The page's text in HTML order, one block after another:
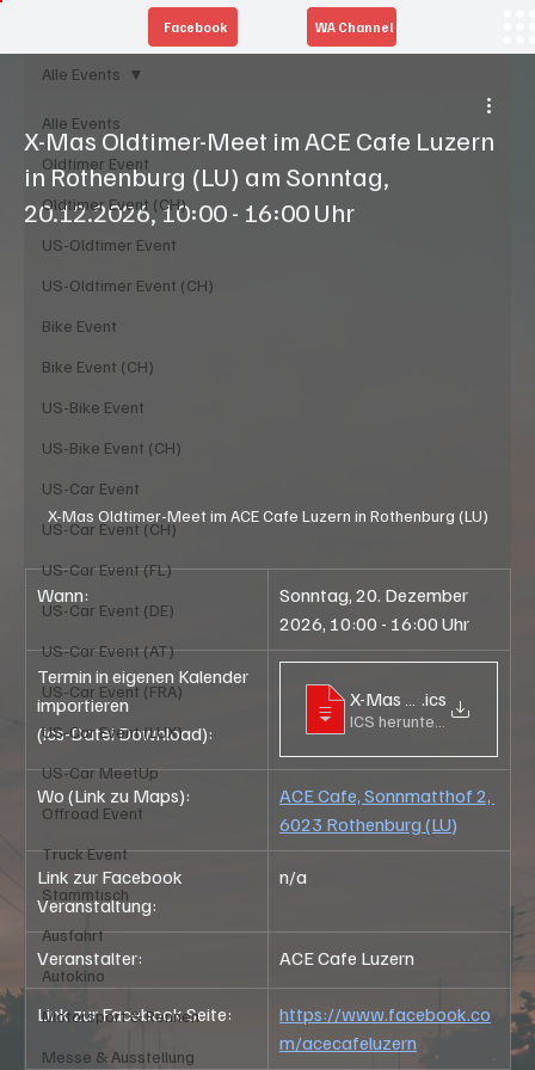
Facebook WA Channel
Alle Events
Oldtimer Event
Oldtimer Event (CH)
US-Oldtimer Event
US-Oldtimer Event (CH)
Bike Event
Bike Event (CH)
US-Bike Event
US-Bike Event (CH)
US-Car Event
US-Car Event (CH)
US-Car Event (FL)
US-Car Event (DE)
US-Car Event (AT)
US-Car Event (FRA)
US-Car Event (LUX)
US-Car MeetUp
Offroad Event
Truck Event
Stammtisch
Ausfahrt
Autokino
Motorsport & Rennen
Messe & Ausstellung
Alle Events
X-Mas Oldtimer-Meet im ACE Cafe Luzern
in Rothenburg (LU) am Sonntag,
20.12.2026, 10:00 - 16:00 Uhr
X-Mas Oldtimer-Meet im ACE Cafe Luzern in Rothenburg (LU)
Wann:
Sonntag, 20. Dezember
2026, 10:00 - 16:00 Uhr
Termin in eigenen Kalender
importieren
(ics-Datei Download):
X-Mas Oldtimer-Meet
.ics
ICS herunterladen • 42KB
Wo (Link zu Maps):
ACE Cafe, Sonnmatthof 2,
6023 Rothenburg (LU)
Link zur Facebook
Veranstaltung:
n/a
Veranstalter: ACE Cafe Luzern
Link zur Facebook Seite:
https://www.facebook.co
m/acecafeluzern